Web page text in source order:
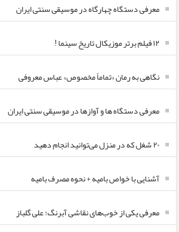
معرفی دستگاه چهارگاه در موسیقی سنتی ایران
۱۲ فیلم برتر موزیکال تاریخ سینما !
نگاهی به رمان «تماماً مخصوص» عباس معروفی
معرفی دستگاه ها و آوازها در موسیقی سنتی ایران
۲۰ شغل که در منزل می‌توانید انجام دهید
آشنایی با خواص بامیه + نحوه مصرف بامیه
معرفی یکی از خوب‌های نقاشی آبرنگ؛ علی گلباز